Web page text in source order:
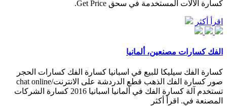
كسارة الآلات المستخدمة في سحق Get Price.
اقرأ أكثر
الفك كسارات مصنعين، ألمانيا
كسارة الفك سيليكا للبيع في اسبانيا كسارة الفك كسارات الحجر
صور كسارة الفك الذهب قطع الدردشة على الانترنت/chat online
تستخدم آلة كسارة الفك في ألمانيا اسبانيا 2016 كسارة الشركات
المصنعة في. اقرأ أكثر